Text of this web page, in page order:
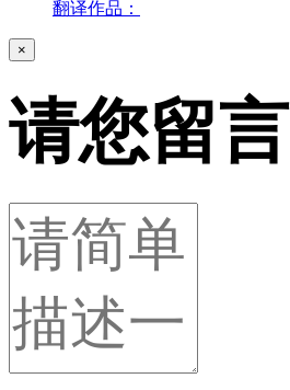
翻译作品：
×
请您留言